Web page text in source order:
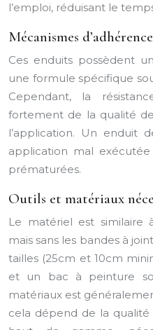
l’emploi, réduisant le
Mécanismes
Ces enduits possèdent
une formule spécifique
Cependant, la
fortement de la qualité
l’application. Un enduit
application mal
prématurées.
Outils et matériaux
Le matériel est similaire
mais sans les bandes à
tailles (25cm et 10cm
et un bac à peinture
matériaux est
cela dépend de la qualité